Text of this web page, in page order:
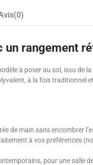
rangement
à poser au sol, issu de
à la fois traditionnel
de main sans encombrer
à vos préférences
pour une salle